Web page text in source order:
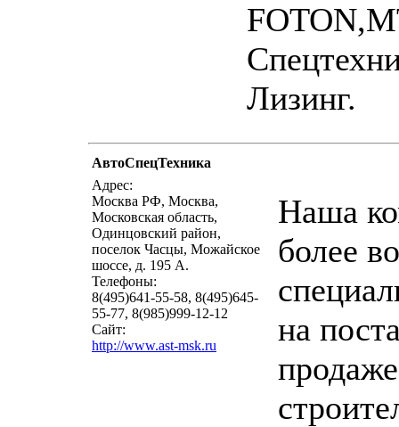
Лизинг.
АвтоСпецТехника
Адрес:
Москва РФ, Москва,
Московская область,
Одинцовский район,
поселок Часцы, Можайское
шоссе, д. 195 А.
Телефоны:
8(495)641-55-58, 8(495)645-
55-77, 8(985)999-12-12
Сайт:
http://www.ast-msk.ru
Наша
более
на